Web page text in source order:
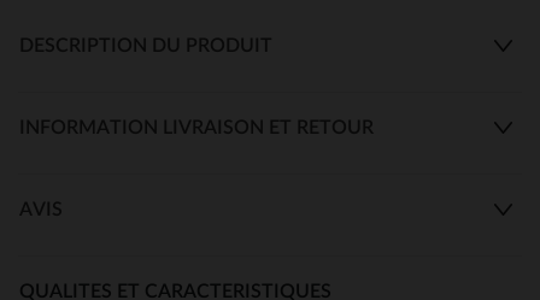
DESCRIPTION DU PRODUIT
INFORMATION LIVRAISON ET RETOUR
AVIS
QUALITES ET CARACTERISTIQUES